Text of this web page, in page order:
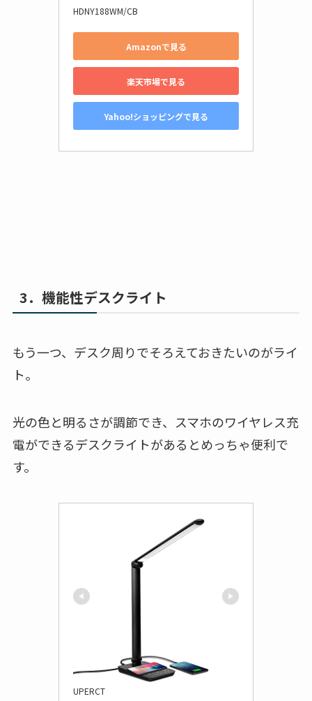
HDNY188WM/CB
Amazonで見る
楽天市場で見る
Yahoo!ショッピングで見る
3．機能性デスクライト
もう一つ、デスク周りでそろえておきたいのがライ
ト。
光の色と明るさが調節でき、スマホのワイヤレス充
電ができるデスクライトがあるとめっちゃ便利で
す。
UPERCT